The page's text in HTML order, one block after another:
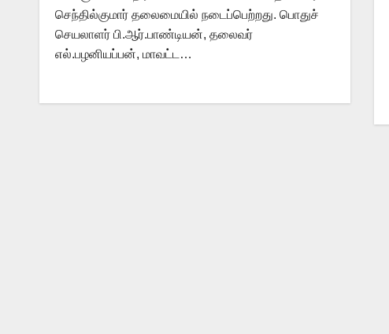
செந்தில்குமார் தலைமையில் நடைப்பெற்றது. பொதுச்
செயலாளர் பி.ஆர்.பாண்டியன், தலைவர்
எல்.பழனியப்பன், மாவட்ட…